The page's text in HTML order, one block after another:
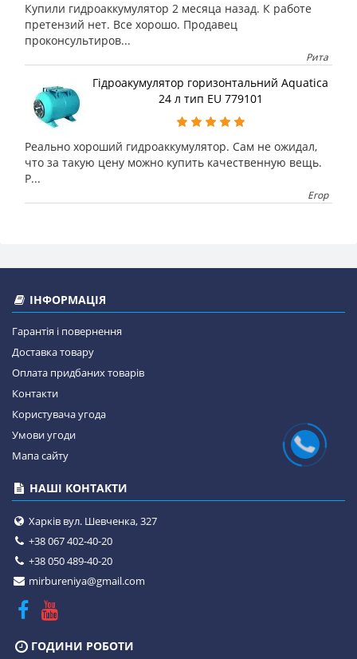
Купили гидроаккумулятор 2 месяца назад. К работе
претензий нет. Все хорошо. Продавец
проконсультиров...
Рита
Гідроакумулятор горизонтальний Aquatica
24 л тип EU 779101
Реально хороший гидроаккумулятор. Сам не ожидал,
что за такую цену можно купить качественную вещь.
Р...
Егор
ІНФОРМАЦІЯ
Гарантія і повернення
Доставка товару
Оплата придбаних товарів
Контакти
Користувача угода
Умови угоди
Мапа сайту
НАШІ КОНТАКТИ
Харків вул. Шевченка, 327
+38 067 402-40-20
+38 050 489-40-20
mirbureniya@gmail.com
ГОДИНИ РОБОТИ